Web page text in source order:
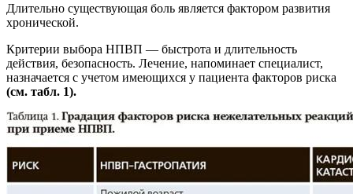
Длительно существующая боль является фактором развития
хронической.
Критерии выбора НПВП — быстрота и длительность
действия, безопасность. Лечение, напоминает специалист,
назначается с учетом имеющихся у пациента факторов риска
(см. табл. 1).